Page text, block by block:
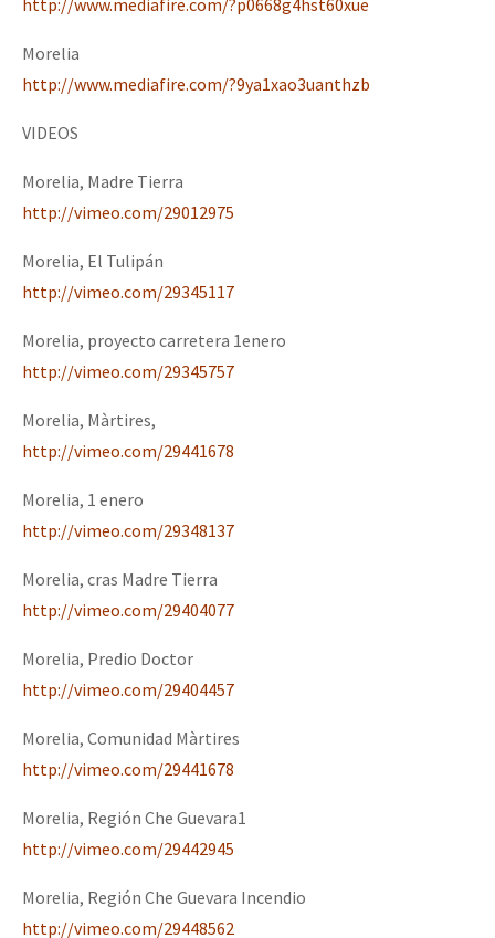
Morelia
http://www.mediafire.com/?9ya1xao3uanthzb
VIDEOS
Morelia, Madre Tierra
http://vimeo.com/29012975
Morelia, El Tulipán
http://vimeo.com/29345117
Morelia, proyecto carretera 1enero
http://vimeo.com/29345757
Morelia, Màrtires,
http://vimeo.com/29441678
Morelia, 1 enero
http://vimeo.com/29348137
Morelia, cras Madre Tierra
http://vimeo.com/29404077
Morelia, Predio Doctor
http://vimeo.com/29404457
Morelia, Comunidad Màrtires
http://vimeo.com/29441678
Morelia, Región Che Guevara1
http://vimeo.com/29442945
Morelia, Región Che Guevara Incendio
http://vimeo.com/29448562